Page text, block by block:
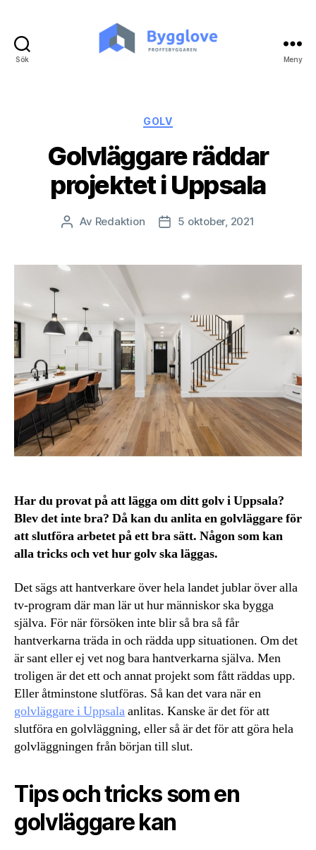
Sök Meny
Kategorier
GOLV
Golvläggare räddar
projektet i Uppsala
Inläggsförfattare
Av Redaktion Inläggsdatum
5 oktober, 2021
Har du provat på att lägga om ditt golv i Uppsala?
Blev det inte bra? Då kan du anlita en golvläggare för
att slutföra arbetet på ett bra sätt. Någon som kan
alla tricks och vet hur golv ska läggas.
Det sägs att hantverkare över hela landet jublar över alla
tv-program där man lär ut hur människor ska bygga
själva. För när försöken inte blir så bra så får
hantverkarna träda in och rädda upp situationen. Om det
är sant eller ej vet nog bara hantverkarna själva. Men
troligen är det ett och annat projekt som fått räddas upp.
Eller åtminstone slutföras. Så kan det vara när en
golvläggare i Uppsalaanlitas. Kanske är det för att
slutföra en golvläggning, eller så är det för att göra hela
golvläggningen från början till slut.
Tips och tricks som en
golvläggare kan